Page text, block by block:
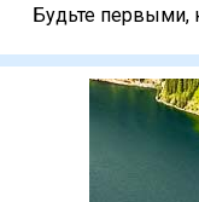
Будьте первыми,